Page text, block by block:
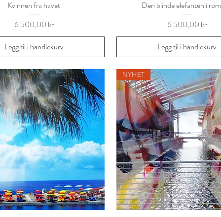
Kvinnen fra havet
Pris
6 500,00 kr
Legg til i handlekurv
Den blinde elefanten i
Pris
6 500,00 kr
Legg til i handlekurv
NYHET